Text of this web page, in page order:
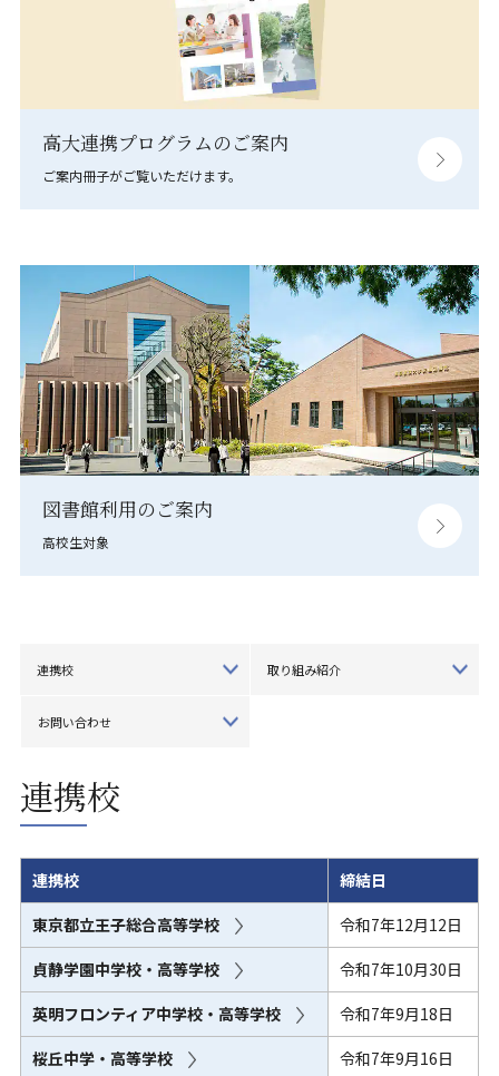
高大連携プログラムのご案内
ご案内冊子がご覧いただけます。
図書館利用のご案内
高校生対象
連携校 取り組み紹介
お問い合わせ
連携校
連携校
締結日
東京都立王子総合高等学校
令和7年12月12日
貞静学園中学校・高等学校
令和7年10月30日
英明フロンティア中学校・高等学校
令和7年9月18日
桜丘中学・高等学校
令和7年9月16日